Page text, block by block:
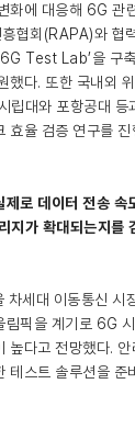
화에 대응해 6G 관
협회(RAPA)와 협
Test Lab’을 구축
했다. 또한 국내외
립대와 포항공대 등
효율 검증 연구를 진
로 데이터 전송 속
지가 확대되는지를
세대 이동통신 시
림픽을 계기로 6G
높다고 전망했다. 안
테스트 솔루션을 준